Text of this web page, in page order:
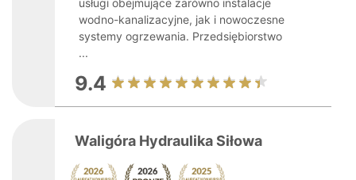
usługi obejmujące zarówno instalacje
wodno-kanalizacyjne, jak i nowoczesne
systemy ogrzewania. Przedsiębiorstwo
...
9.4
Waligóra Hydraulika Siłowa